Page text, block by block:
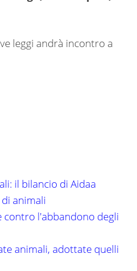
leggi andrà incontro a
il bilancio di Aidaa
animali
contro l'abbandono degli
animali, adottate quelli